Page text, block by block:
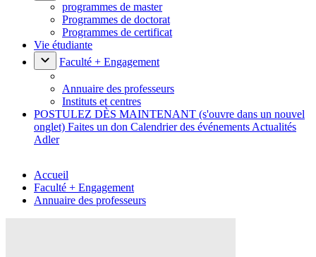
programmes de master
Programmes de doctorat
Programmes de certificat
Vie étudiante
Faculté + Engagement
Annuaire des professeurs
Instituts et centres
POSTULEZ DÈS MAINTENANT (s'ouvre dans un nouvel
onglet) Faites un don Calendrier des événements Actualités
Adler
Accueil
Faculté + Engagement
Annuaire des professeurs